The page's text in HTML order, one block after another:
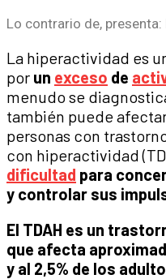
Lo contrario de, presenta:
La hiperactividad es
por un exceso de
menudo se
también puede
personas con
con hiperactividad
dificultad para
y controlar sus
El TDAH es un
que afecta
y al 2,5% de los